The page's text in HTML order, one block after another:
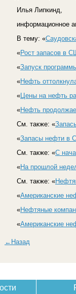
Илья Липкинд,
информационное
В тему: «
«Рост запасов в
«Запуск
«Нефть
«Цены на нефть
«Нефть
См. также: «
«Запасы нефти в
См. также: «С
«На прошлой
См. также: «
«Американские
«Нефтяные
«Американские
←Назад